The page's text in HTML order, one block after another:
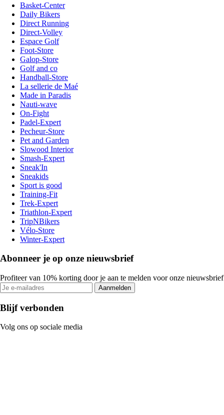
Basket-Center
Daily Bikers
Direct Running
Direct-Volley
Espace Golf
Foot-Store
Galop-Store
Golf and co
Handball-Store
La sellerie de Maé
Made in Paradis
Nauti-wave
On-Fight
Padel-Expert
Pecheur-Store
Pet and Garden
Slowood Interior
Smash-Expert
Sneak'In
Sneakids
Sport is good
Training-Fit
Trek-Expert
Triathlon-Expert
TripNBikers
Vélo-Store
Winter-Expert
Abonneer je op onze nieuwsbrief
Profiteer van 10% korting door je aan te melden voor onze nieuwsbrief
Aanmelden
Blijf verbonden
Volg ons op sociale media